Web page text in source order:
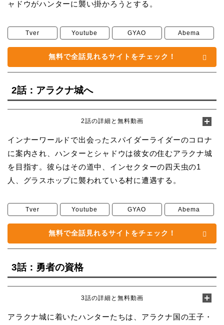
ャドウがハンターに襲い掛かろうとする。
Tver Youtube GYAO Abema
無料で全話見れるサイトをチェック！
2話：アラクナ城へ
2話の詳細と無料動画
インナーワールドで出会ったスパイダーライダーのコロナ
に案内され、ハンターとシャドウは彼女の住むアラクナ城
を目指す。彼らはその道中、インセクターの四天虫の1
人、グラスホップに襲われている村に遭遇する。
Tver Youtube GYAO Abema
無料で全話見れるサイトをチェック！
3話：勇者の資格
3話の詳細と無料動画
アラクナ城に着いたハンターたちは、アラクナ国の王子・